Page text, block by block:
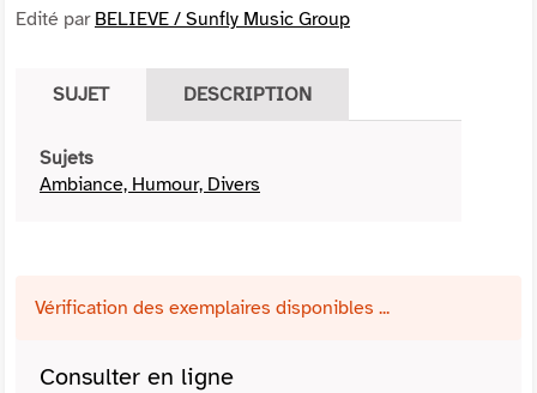
Edité par BELIEVE / Sunfly Music Group
SUJET DESCRIPTION
Sujets
Ambiance, Humour, Divers
Vérification des exemplaires disponibles ...
Consulter en ligne